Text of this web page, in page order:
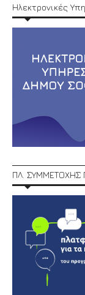
Ηλεκτρονικές
ΠΛ. ΣΥΜΜΕΤΟΧΗΣ